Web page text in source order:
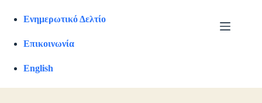
Ενημερωτικό Δελτίο
Επικοινωνία
English